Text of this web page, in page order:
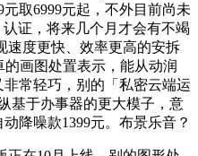
取6999元起，不外目前尚未
证，将来几个月才会有不竭
速度更快、效率更高的安拆
画图处置表示，能从动润
常轻巧，别的「私密云端运
基于办事器的更大模子，意
降噪款1399元。布景乐音？